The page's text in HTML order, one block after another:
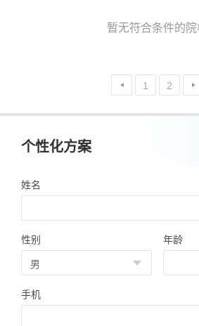
暂无符合条件的院
1 2
个性化方案
姓名
性别 年龄
手机